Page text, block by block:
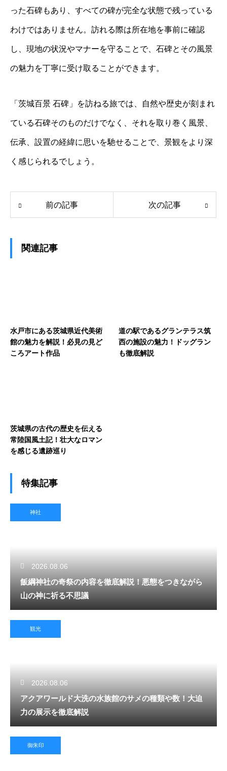
った石碑もあり、すべての碑が完全な状態で残っている
わけではありません。訪れる際は所在地を事前に確認
し、現地の状況やマナーを守ることで、石碑とその風景
の魅力を丁寧に受け取ることができます。
「茨城百景 石碑」を訪ねる旅では、自然や歴史が刻まれ
ている石碑そのものだけでなく、それを取り巻く風景、
伝承、設置の経緯に思いを馳せることで、景観をより深
く感じられるでしょう。
前の記事 次の記事
関連記事
水戸市にある茨城県近代美術
館の魅力を解説！必見の見ど
ころアート作品
道の駅であるグランテラス筑
西の施設の魅力！ドッグラン
も徹底解説
茨城県の古代の歴史を伝える
常陸国風土記！壮大なロマン
を感じる遺跡巡り
特集記事
神社
2026.08.06
飯綱神社の奇祭の内容を徹底解説！悪態をつきながら
山の神に祈る不思議
観光
2026.08.06
アクアワールド大洗の水族館のサメの種類や数！大迫
力の展示を徹底解説
御朱印